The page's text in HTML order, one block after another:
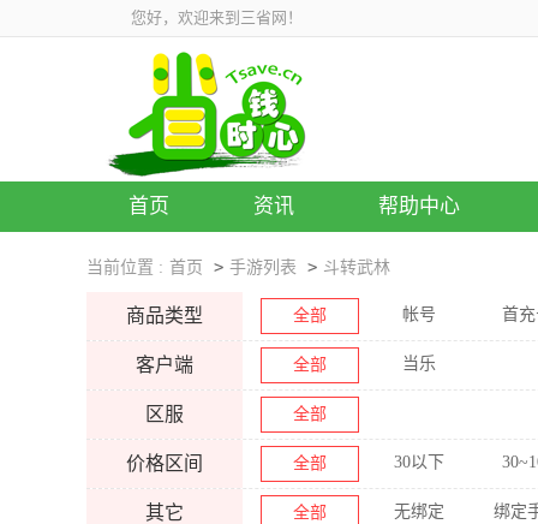
您好，欢迎来到三省网！
首页 资讯 帮助中心
当前位置 : 首页 > 手游列表 > 斗转武林
商品类型 全部 帐号 首
客户端 全部 当乐
区服 全部
价格区间 全部 30以下
其它 全部 无绑定 绑定